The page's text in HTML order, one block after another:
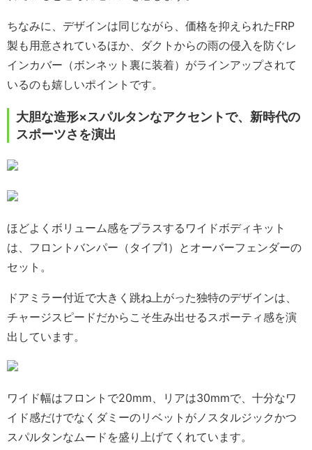
ちなみに、デザインは同じながら、価格を抑えられたFRP
製も用意されているほか、ダクトからの雨の侵入を防ぐレ
インカバー（ボンネット裏に装着）がラインアップされて
いるのも嬉しいポイントです。
大胆な造形×スパルタンなアクセントで、新時代の
スポーツさを演出
ほどよくボリューム感をプラスするワイドボディキット
は、フロントバンパー（タイプ1）とオーバーフェンダーの
セット。
ドアミラー付近で大きく跳ね上がった独特のデザインは、
チャージスピードだからこそ生み出せるスポーティ感を演
出しています。
ワイド幅はフロントで20mm、リアは30mmで、十分なワ
イド感だけでなくダミーのリベットがノスタルジックかつ
スパルタンなムードを盛り上げてくれています。